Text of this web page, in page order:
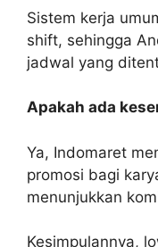
Sistem kerja
shift, sehingga
jadwal yang
Apakah ada
Ya, Indomaret
promosi bagi
menunjukkan
Kesimpulannya,